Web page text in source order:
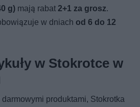
g) mają rabat2+1 za grosz.
w dniach od 6 do 12
w Stokrotce w
produktami, Stokrotka